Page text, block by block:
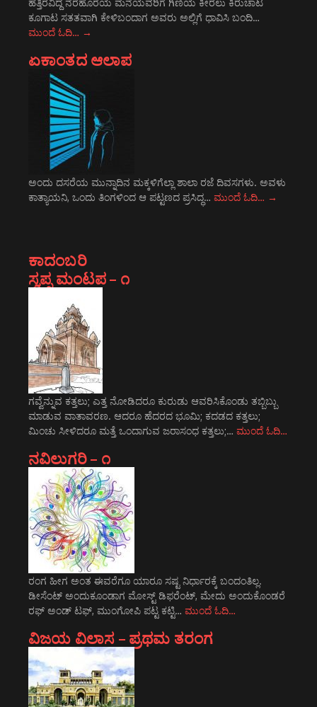
ಹತ್ತಿರವಿದ್ದ ನೆರೆಹೊರೆಯ ಮನೆಯವರಿಗೆ ಗಿಣಿಯ ಕೀರಲು ಕಿರುಚಾಟ
ಕೂಗಾಟ ಸತತವಾಗಿ ಕೇಳಿಬಂದಾಗ ಅವರು ಅಲ್ಲಿಗೆ ಧಾವಿಸಿ ಬಂದಿ…
ಮುಂದೆ ಓದಿ… →
ಏಕಾಂತದ ಆಲಾಪ
ಅಂದು ದಸರೆಯ ಮುನ್ನಾದಿನ ಮಕ್ಕಳಿಗೆಲ್ಲಾ ಶಾಲಾ ರಜೆ ದಿವಸಗಳು. ಅವಳು
ಕಾತ್ಯಾಯನಿ, ಒಂದು ತಿಂಗಳಿಂದ ಆ ಪಟ್ಟಣದ ಪ್ರಸಿದ್ಧ… ಮುಂದೆ ಓದಿ… →
ಕಾದಂಬರಿ
ಸ್ವಪ್ನ ಮಂಟಪ – ೧
ಗವ್ವೆನ್ನುವ ಕತ್ತಲು; ಎತ್ತ ನೋಡಿದರೂ ಕುರುಡು ಆವರಿಸಿಕೊಂಡು ತಬ್ಬಿಬ್ಬು
ಮಾಡುವ ವಾತಾವರಣ. ಆದರೂ ಹೆದರದ ಭೂಮಿ; ಕದಡದ ಕತ್ತಲು;
ಮಿಂಚು ಸೀಳಿದರೂ ಮತ್ತೆ ಒಂದಾಗುವ ಜರಾಸಂಧ ಕತ್ತಲು;… ಮುಂದೆ ಓದಿ…
ನವಿಲುಗರಿ – ೧
ರಂಗ ಹೀಗ ಅಂತ ಈವರೆಗೂ ಯಾರೂ ಸಷ್ಟ ನಿರ್ಧಾರಕ್ಕೆ ಬಂದಂತಿಲ್ಲ.
ಡೀಸೆಂಟ್ ಅಂದುಕೂಂಡಾಗ ಮೋಸ್ಟ್‌ ಡಿಫರೆಂಟ್‌, ಮೇದು ಅಂದುಕೊಂಡರೆ
ರಫ್ ಅಂಡ್ ಟಫ್, ಮುಂಗೋಪಿ ಪಟ್ಟ ಕಟ್ಟಿ… ಮುಂದೆ ಓದಿ…
ವಿಜಯ ವಿಲಾಸ – ಪ್ರಥಮ ತರಂಗ